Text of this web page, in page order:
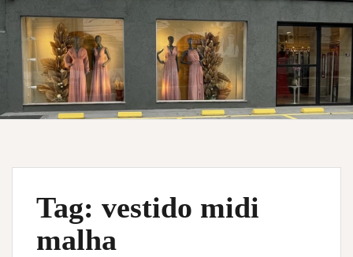
Tag: vestido midi
malha